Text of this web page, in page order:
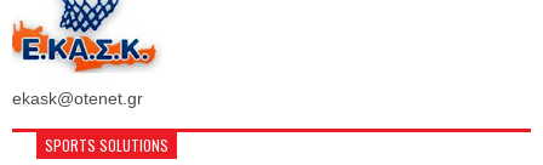
ekask@otenet.gr
SPORTS SOLUTIONS